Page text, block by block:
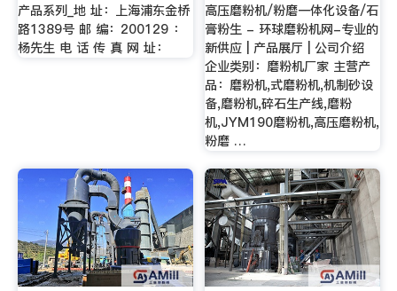
产品系列_地 址：上海浦东金桥
路1389号 邮 编：200129 ：
杨先生 电 话 传 真 网 址：
高压磨粉机/粉磨一体化设备/石
膏粉生 - 环球磨粉机网-专业的
新供应 | 产品展厅 | 公司介绍
企业类别：磨粉机厂家 主营产
品：磨粉机,式磨粉机,机制砂设
备,磨粉机,碎石生产线,磨粉
机,JYM190磨粉机,高压磨粉机,
粉磨 …